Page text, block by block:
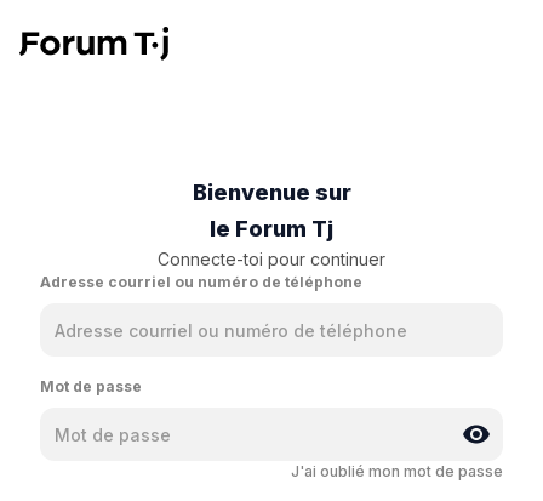
Bienvenue sur
le Forum Tj
Connecte-toi pour continuer
Adresse courriel ou numéro de téléphone
Mot de passe
J'ai oublié mon mot de passe